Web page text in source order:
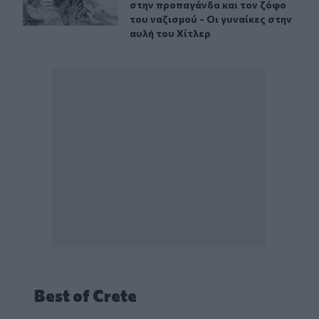
στην προπαγάνδα και τον ζόφο
του ναζισμού - Οι γυναίκες στην
αυλή του Χίτλερ
Best of Crete